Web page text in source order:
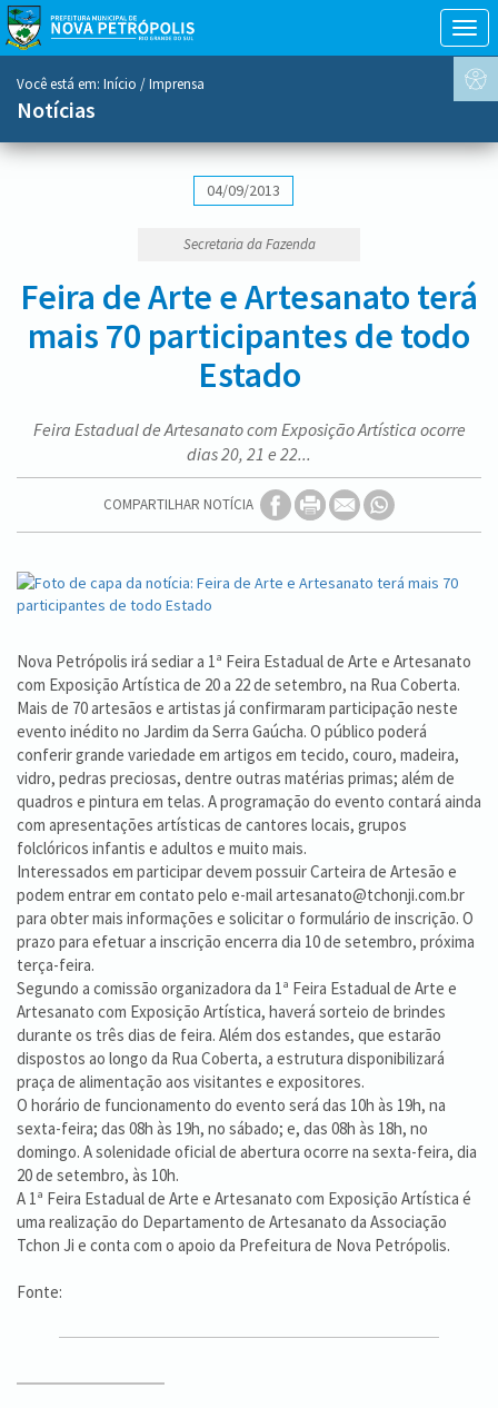
menu
Você está em: Início / Imprensa
Notícias
04/09/2013
Secretaria da Fazenda
Feira de Arte e Artesanato terá
mais 70 participantes de todo
Estado
Feira Estadual de Artesanato com Exposição Artística ocorre
dias 20, 21 e 22...
COMPARTILHAR NOTÍCIA
Nova Petrópolis irá sediar a 1ª Feira Estadual de Arte e Artesanato
com Exposição Artística de 20 a 22 de setembro, na Rua Coberta.
Mais de 70 artesãos e artistas já confirmaram participação neste
evento inédito no Jardim da Serra Gaúcha. O público poderá
conferir grande variedade em artigos em tecido, couro, madeira,
vidro, pedras preciosas, dentre outras matérias primas; além de
quadros e pintura em telas. A programação do evento contará ainda
com apresentações artísticas de cantores locais, grupos
folclóricos infantis e adultos e muito mais.
Interessados em participar devem possuir Carteira de Artesão e
podem entrar em contato pelo e-mail artesanato@tchonji.com.br
para obter mais informações e solicitar o formulário de inscrição. O
prazo para efetuar a inscrição encerra dia 10 de setembro, próxima
terça-feira.
Segundo a comissão organizadora da 1ª Feira Estadual de Arte e
Artesanato com Exposição Artística, haverá sorteio de brindes
durante os três dias de feira. Além dos estandes, que estarão
dispostos ao longo da Rua Coberta, a estrutura disponibilizará
praça de alimentação aos visitantes e expositores.
O horário de funcionamento do evento será das 10h às 19h, na
sexta-feira; das 08h às 19h, no sábado; e, das 08h às 18h, no
domingo. A solenidade oficial de abertura ocorre na sexta-feira, dia
20 de setembro, às 10h.
A 1ª Feira Estadual de Arte e Artesanato com Exposição Artística é
uma realização do Departamento de Artesanato da Associação
Tchon Ji e conta com o apoio da Prefeitura de Nova Petrópolis.
Fonte: